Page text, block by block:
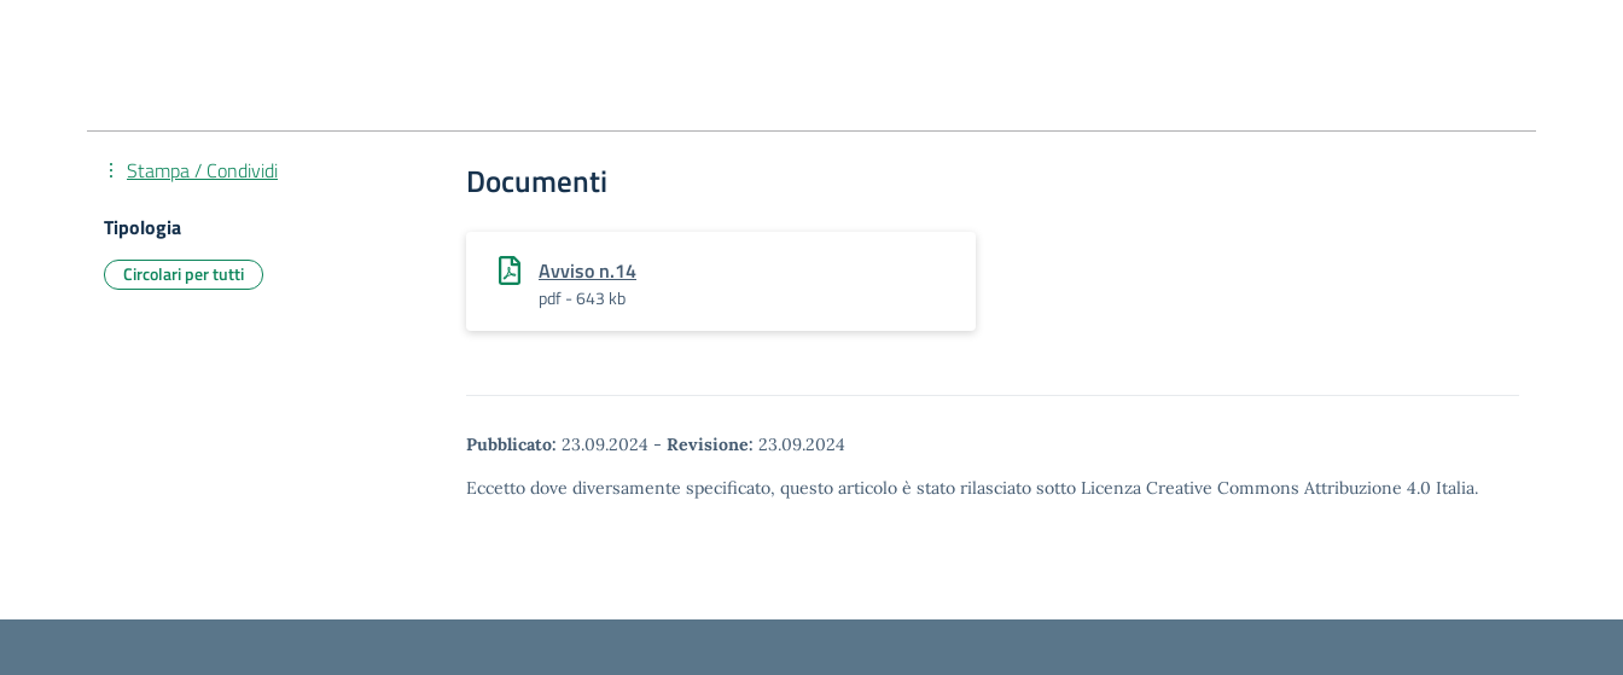
Documenti
Avviso n.14
pdf - 643 kb
Pubblicato: 23.09.2024 - Revisione: 23.09.2024
Eccetto dove diversamente specificato, questo articolo è stato rilasciato sotto Licenza Creative Commons Attribuzione 4.0 Italia.
Stampa / Condividi
Tipologia
Circolari per tutti